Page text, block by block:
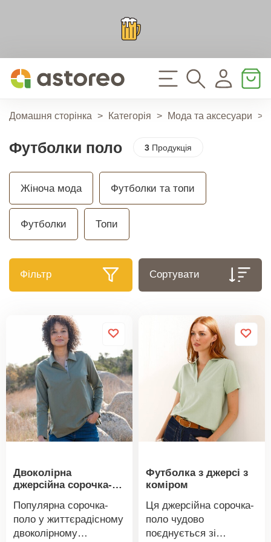
Домашня сторінка > Категорія > Мода та аксесуари >
Футболки поло 3Продукція
Жіноча мода Футболки та топи
Футболки Топи
Фільтр Сортувати
Двоколірна
джерсійна сорочка-
рукавами
Популярна сорочка-
поло у життєрадісному
двоколірному
Футболка з джерсі з
коміром
Ця джерсійна сорочка-
поло чудово
поєднується зі